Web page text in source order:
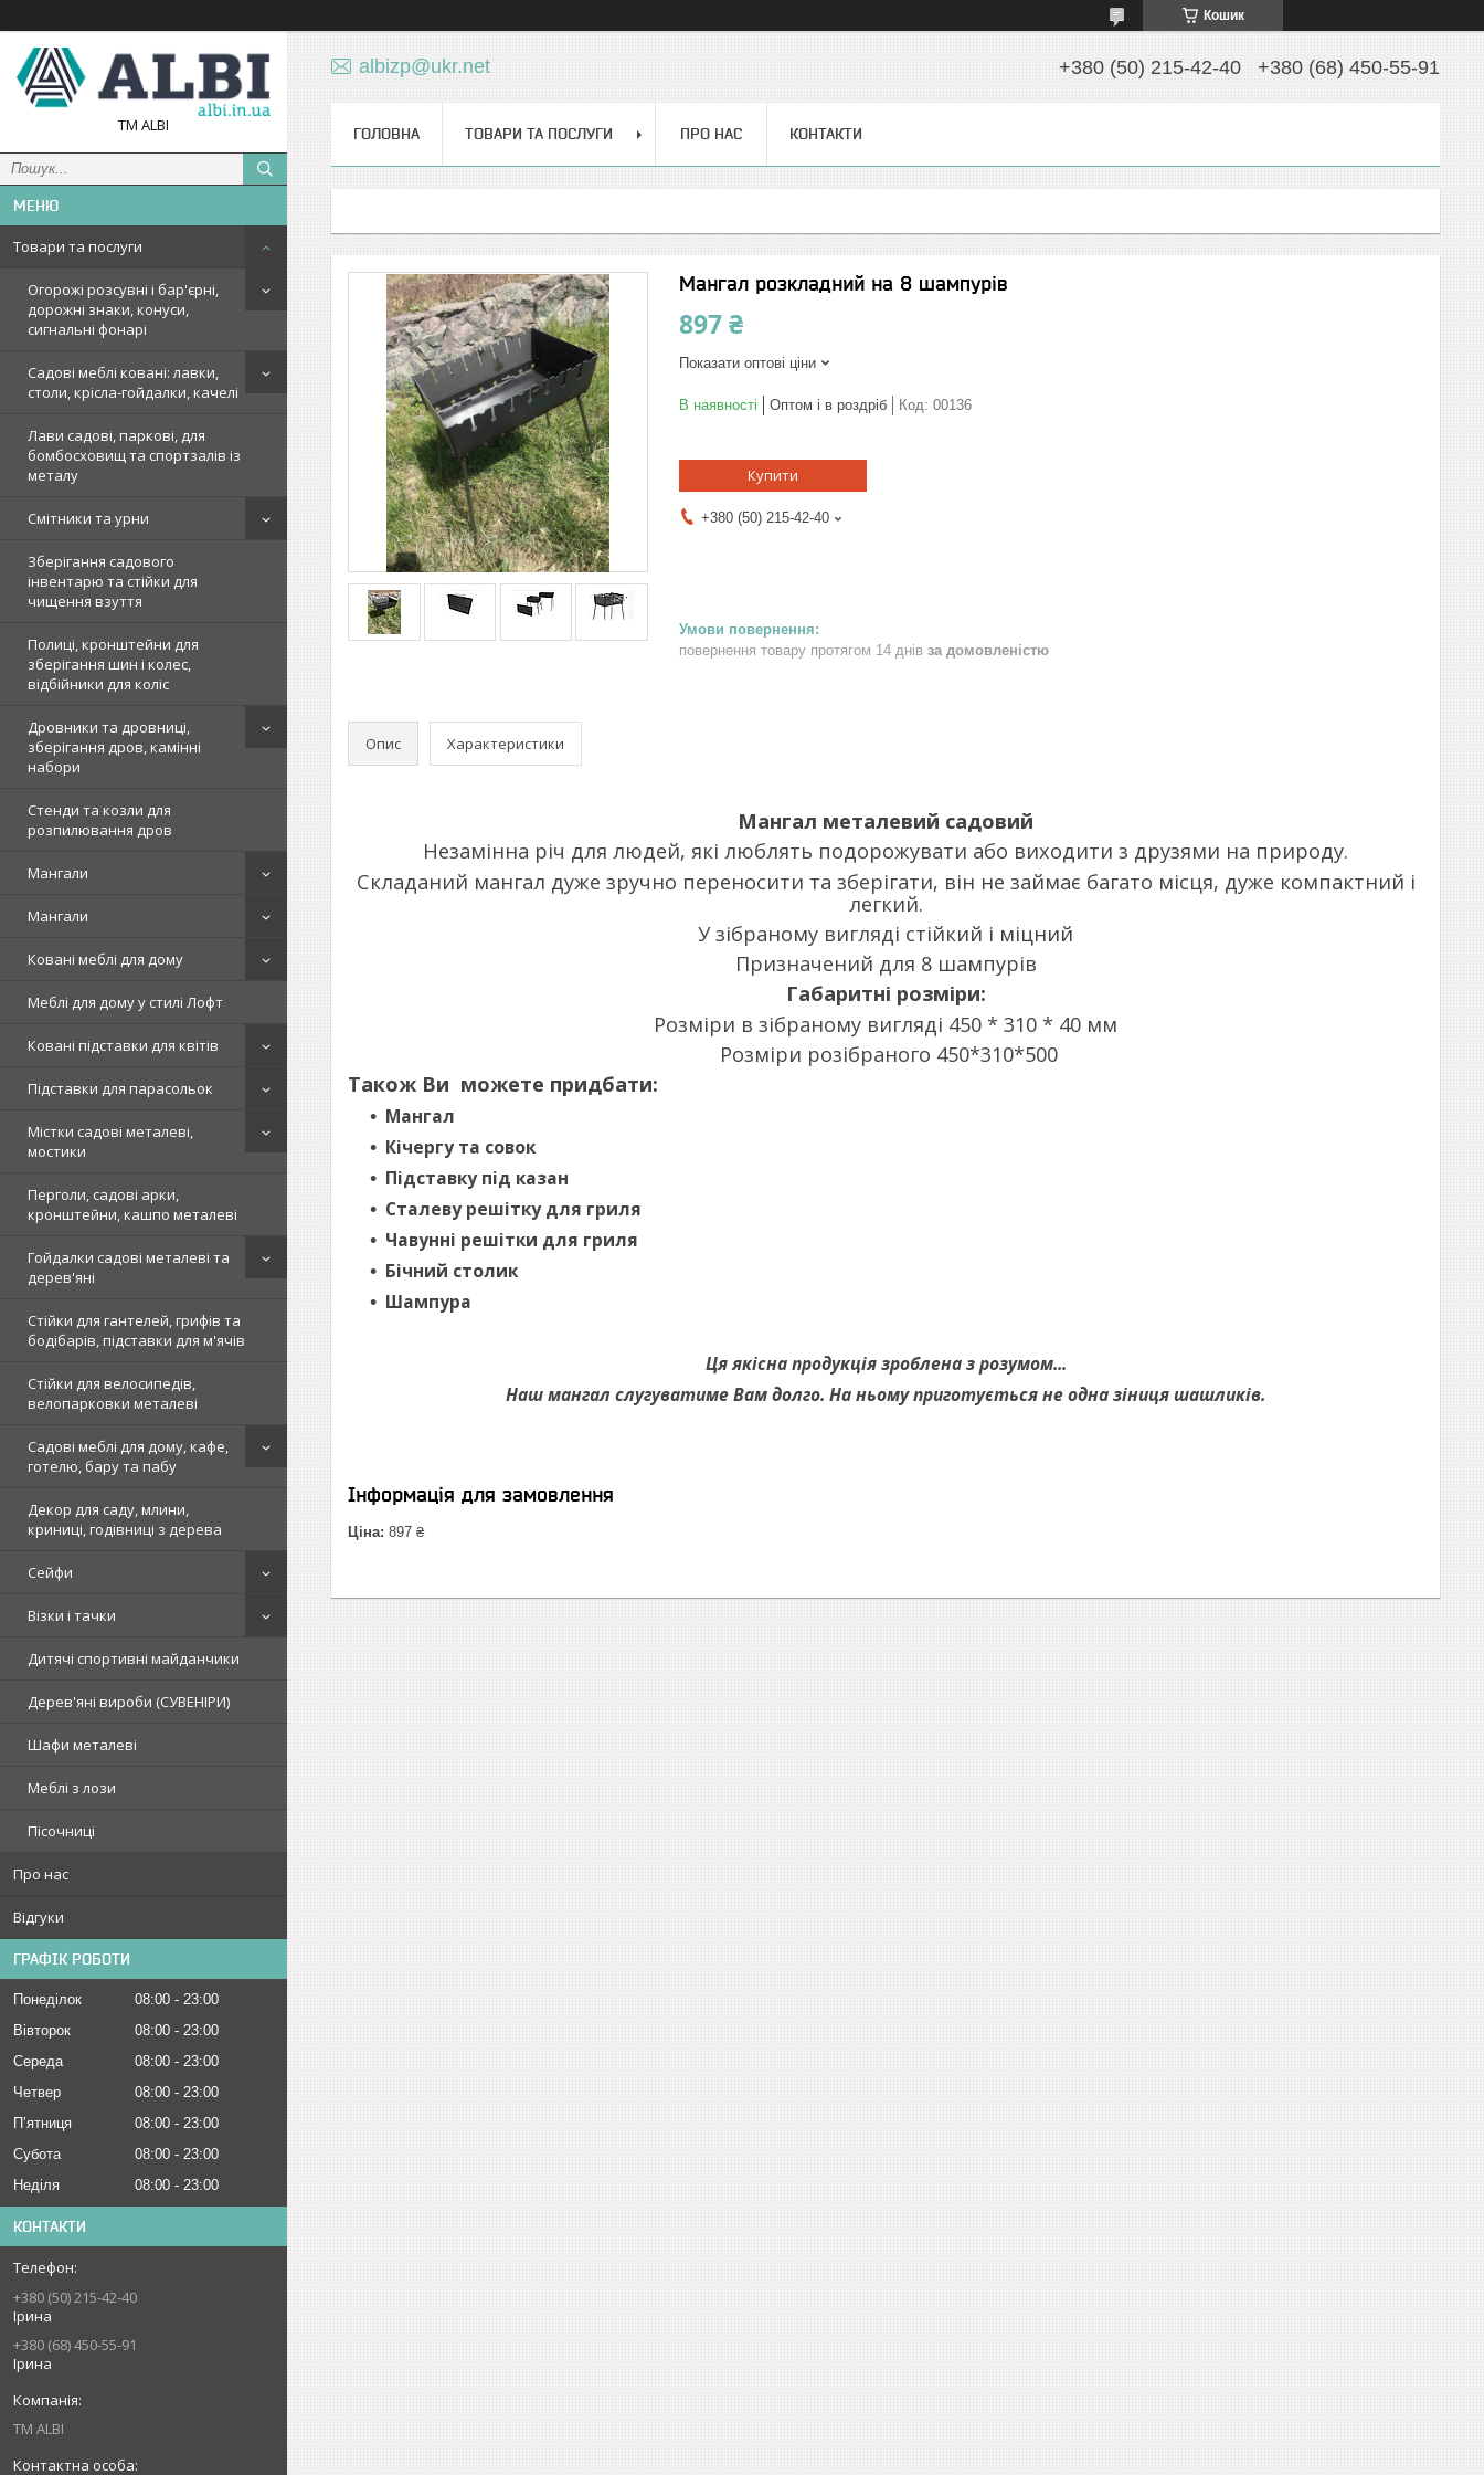
Кошик
TM ALBI
Товари та послуги
Огорожі розсувні і бар'єрні,
дорожні знаки, конуси,
сигнальні фонарі
Садові меблі ковані: лавки,
столи, крісла-гойдалки, качелі
Лави садові, паркові, для
бомбосховищ та спортзалів із
металу
Смітники та урни
Зберігання садового
інвентарю та стійки для
чищення взуття
Полиці, кронштейни для
зберігання шин і колес,
відбійники для коліс
Дровники та дровниці,
зберігання дров, камінні
набори
Стенди та козли для
розпилювання дров
Мангали
Мангали
Ковані меблі для дому
Меблі для дому у стилі Лофт
Ковані підставки для квітів
Підставки для парасольок
Містки садові металеві,
мостики
Перголи, садові арки,
кронштейни, кашпо металеві
Гойдалки садові металеві та
дерев'яні
Стійки для гантелей, грифів та
бодібарів, підставки для м'ячів
Стійки для велосипедів,
велопарковки металеві
Садові меблі для дому, кафе,
готелю, бару та пабу
Декор для саду, млини,
криниці, годівниці з дерева
Сейфи
Візки і тачки
Дитячі спортивні майданчики
Дерев'яні вироби (СУВЕНІРИ)
Шафи металеві
Меблі з лози
Пісочниці
Про нас
Відгуки
ГРАФІК РОБОТИ
Понеділок 08:00
23:00
Вівторок
08:00
23:00
Середа
08:00
23:00
Четвер
08:00
23:00
Пʼятниця
08:00
23:00
Субота
08:00
23:00
Неділя
08:00 23:00
КОНТАКТИ
+380 (50) 215-42-40
Ірина
+380 (68) 450-55-91
Ірина
ТМ ALBI
albizp@ukr.net +380 (50) 215-42-40 +380 (68) 450-55-91
ГОЛОВНА ТОВАРИ ТА ПОСЛУГИ ПРО НАС КОНТАКТИ
Мангал розкладний на 8 шампурів
897 ₴
Показати оптові ціни
В наявності Оптом і в роздріб Код: 00136
Купити
+380 (50) 215-42-40
повернення товару протягом 14 днів за домовленістю
Опис Характеристики
Мангал металевий садовий
Незамінна річ для людей, які люблять подорожувати або виходити з друзями на природу.
Складаний мангал дуже зручно переносити та зберігати, він не займає багато місця, дуже компактний і
легкий.
У зібраному вигляді стійкий і міцний
Призначений для 8 шампурів
Габаритні розміри:
Розміри в зібраному вигляді 450 * 310 * 40 мм
Розміри розібраного 450*310*500
Також Ви можете придбати:
Мангал
Кічергу та совок
Підставку під казан
Сталеву решітку для гриля
Чавунні решітки для гриля
Бічний столик
Шампура
Ця якісна продукція зроблена з розумом...
Наш мангал слугуватиме Вам долго. На ньому приготується не одна зіниця шашликів.
Інформація для замовлення
Ціна: 897 ₴